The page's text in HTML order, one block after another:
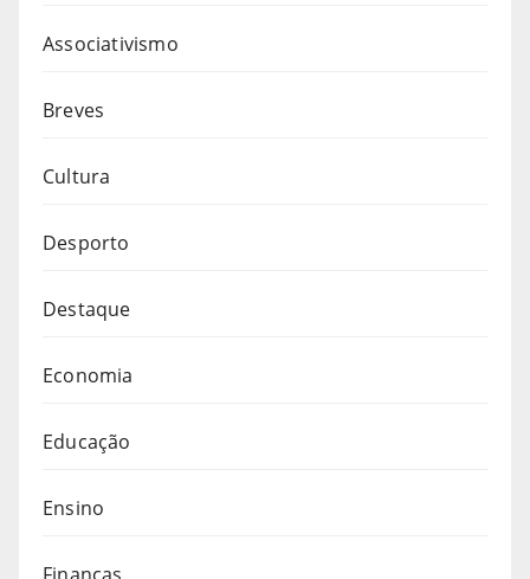
Associativismo
Breves
Cultura
Desporto
Destaque
Economia
Educação
Ensino